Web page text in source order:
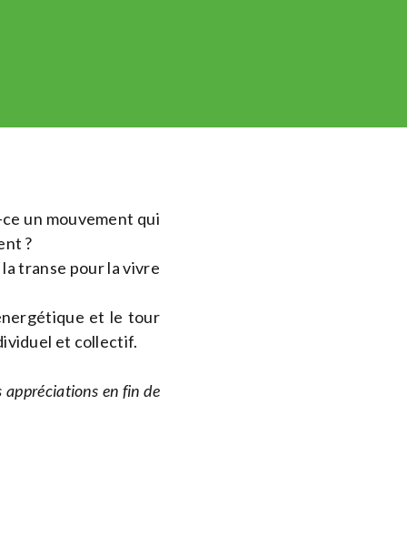
un mouvement qui
?
transe pour la vivre
et le tour
et collectif.
appréciations en fin de